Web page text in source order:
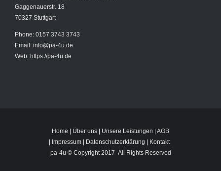
Gaggenauerstr. 18
70327 Stuttgart
Phone: 0157 3743 3743
Email: info@pa-4u.de
Web: https://pa-4u.de
Home Über uns Unsere Leistungen
AGB
Impressum| Datenschutzerklärung
Kontakt
pa-4u © Copyright 2017-All Rights Reserved